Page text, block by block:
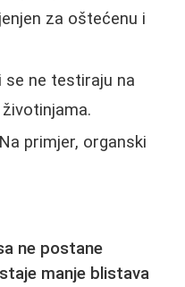
za oštećenu i
ne testiraju na
primjer, organski
ne postane
manje blistava